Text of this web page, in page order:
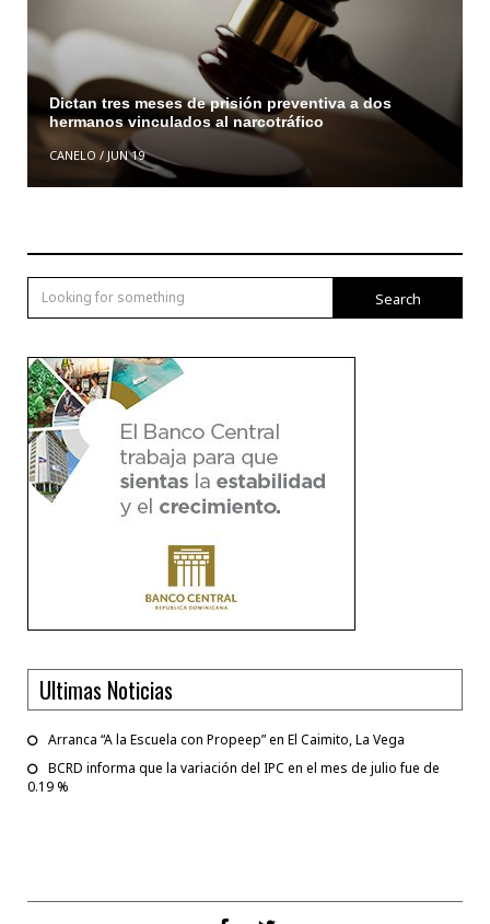
Dictan tres meses de prisión preventiva a dos
hermanos vinculados al narcotráfico
CANELO / JUN 19
Search
Ultimas Noticias
Arranca “A la Escuela con Propeep” en El Caimito, La Vega
BCRD informa que la variación del IPC en el mes de julio fue de
0.19 %